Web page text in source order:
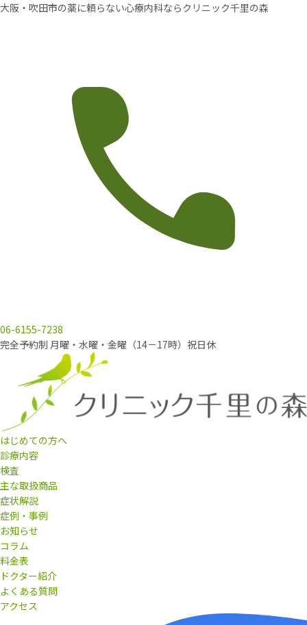
大阪・吹田市の薬に頼らない心療内科ならクリニック千里の森
06-6155-7238
完全予約制 月曜・水曜・金曜（14－17時）祝日休
はじめての方へ
診療内容
検査
主な取扱商品
症状解説
症例・事例
お知らせ
コラム
料金表
ドクター紹介
よくある質問
アクセス